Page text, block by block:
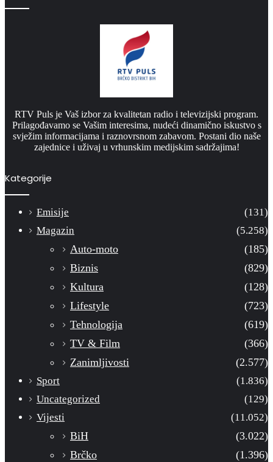
RTV Puls je Vaš izbor za kvalitetan radio i televizijski program.
Prilagođavamo se Vašim interesima, nudeći dinamično iskustvo s
svježim informacijama i raznovrsnom zabavom. Postani dio naše
zajednice i uživaj u vrhunskim medijskim sadržajima!
Kategorije
Emisije
(131)
Magazin
(5.258)
Auto-moto
(185)
Biznis
(829)
Kultura
(128)
Lifestyle
(723)
Tehnologija
(619)
TV & Film
(366)
Zanimljivosti
(2.577)
Sport
(1.836)
Uncategorized
(129)
Vijesti
(11.052)
BiH
(3.022)
Brčko
(1.396)